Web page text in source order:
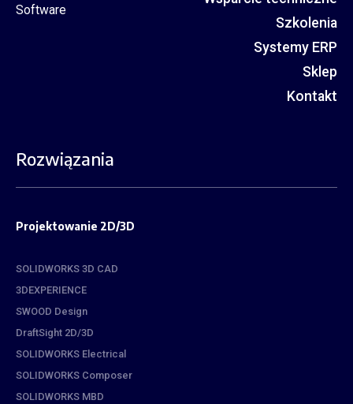
Szkolenia
Systemy ERP
Sklep
Kontakt
Rozwiązania
Projektowanie 2D/3D
SOLIDWORKS 3D CAD
3DEXPERIENCE
SWOOD Design
DraftSight 2D/3D
SOLIDWORKS Electrical
SOLIDWORKS Composer
SOLIDWORKS MBD